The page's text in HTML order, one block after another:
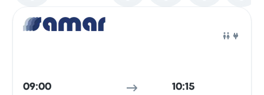
09:00 10:15